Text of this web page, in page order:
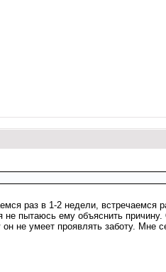
раз в 1-2 недели, встречаемся
пытаюсь ему объяснить
не умеет проявлять заботу. Мне